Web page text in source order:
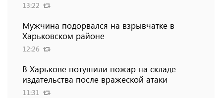
13:22
Мужчина подорвался на взрывчатке в
Харьковском районе
12:26
В Харькове потушили пожар на складе
издательства после вражеской атаки
11:31